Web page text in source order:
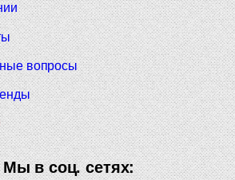
вопросы
Мы в соц. сетях: